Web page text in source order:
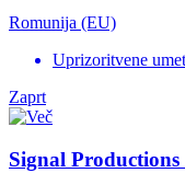
Romunija (EU)
Uprizoritvene
Zaprt
Signal